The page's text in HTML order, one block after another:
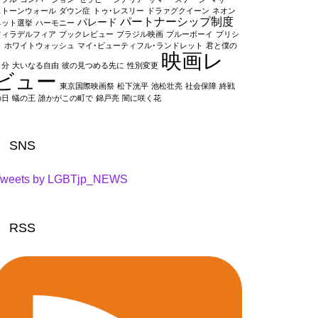
トーンウォール ダウン症 トゥ･レスリー ドラァグクイーン ネオン
ット選挙 ハーモニー パレード パートナーシップ制度
ィラデルフィア ブックレビュー ブラジル映画 ブルーボーイ プリシ
ホワイトウォッシュ マイ･ビューティフル･ランドレット 君と僕の
分 大いなる自由 彼の見つめる先に 性別変更 映画レ
ュー 東京国際映画祭 松下洸平 池松壮亮 社会保障 終戦
蟻の王 誰かがこの町で 錦戸亮 闇に咲く花
SNS
by LGBTjp_NEWS
RSS